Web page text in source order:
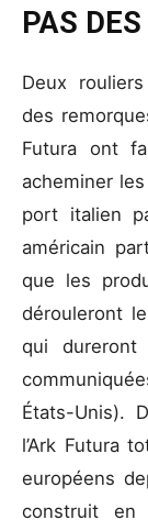
PAS
Deux
des
Futura ont
acheminer
port italien
américain
que les
dérouleront
qui dureront
États-Unis).
l’Ark Futura
européens
construit en